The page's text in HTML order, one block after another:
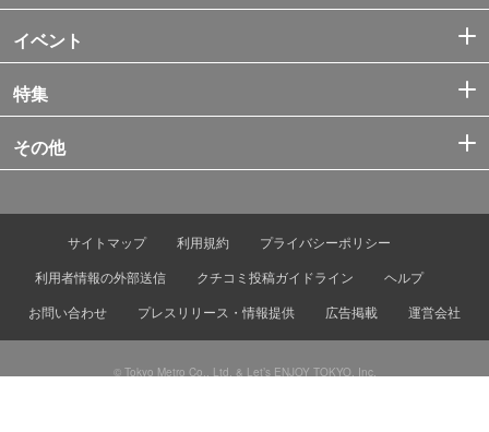
イベント
特集
その他
サイトマップ 利用規約
プライバシーポリシー
利用者情報の外部送信
クチコミ投稿ガイドライン
ヘルプ
お問い合わせ
プレスリリース・情報提供 広告掲載 運営会社
© Tokyo Metro Co., Ltd. & Let’s ENJOY TOKYO, Inc.